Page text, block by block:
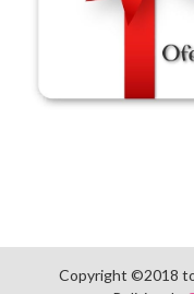
Copyright ©2018